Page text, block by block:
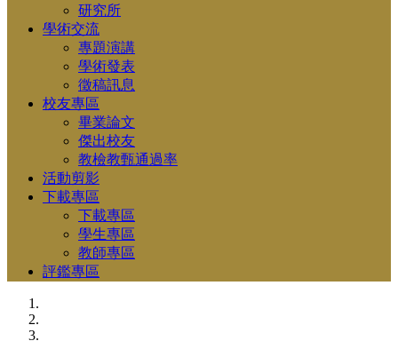
研究所
學術交流
專題演講
學術發表
徵稿訊息
校友專區
畢業論文
傑出校友
教檢教甄通過率
活動剪影
下載專區
下載專區
學生專區
教師專區
評鑑專區